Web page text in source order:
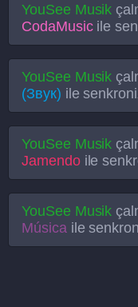
YouSee Musik
CodaMusicile
YouSee Musik
(Звук) ile
YouSee Musik
Jamendoile
YouSee Musik
Músicaile